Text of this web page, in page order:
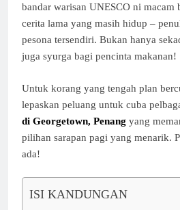
bandar warisan UNESCO ni macam
cerita lama yang masih hidup –
pesona tersendiri. Bukan hanya
juga syurga bagi pencinta makanan!
Untuk korang yang tengah plan
lepaskan peluang untuk cuba
di Georgetown, Penang yang
pilihan sarapan pagi yang menarik.
ada!
ISI KANDUNGAN